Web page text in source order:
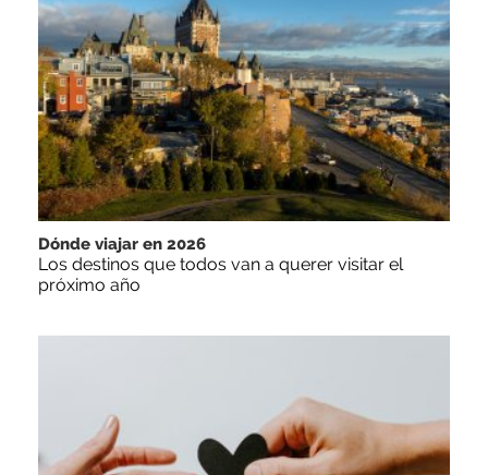
Dónde viajar en 2026
Los destinos que todos van a querer visitar el
próximo año